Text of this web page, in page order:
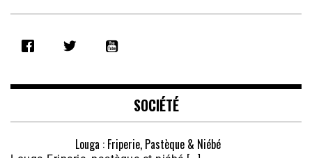
RSS FEED
EMBED
SOCIÉTÉ
Louga : Friperie, Pastèque & Niébé